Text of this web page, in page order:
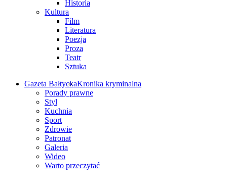
Historia
Kultura
Film
Literatura
Poezja
Proza
Teatr
Sztuka
Gazeta BałtyckaKronika kryminalna
Porady prawne
Styl
Kuchnia
Sport
Zdrowie
Patronat
Galeria
Wideo
Warto przeczytać